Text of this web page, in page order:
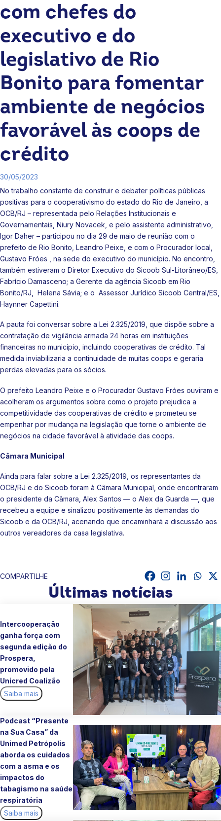
com chefes do
executivo e do
legislativo de Rio
Bonito para fomentar
ambiente de negócios
favorável às coops de
crédito
30/05/2023
No trabalho constante de construir e debater políticas públicas
positivas para o cooperativismo do estado do Rio de Janeiro, a
OCB/RJ – representada pelo Relações Institucionais e
Governamentais, Niury Novacek, e pelo assistente administrativo,
Igor Daher – participou no dia 29 de maio de reunião com o
prefeito de Rio Bonito, Leandro Peixe, e com o Procurador local,
Gustavo Fróes , na sede do executivo do município. No encontro,
também estiveram o Diretor Executivo do Sicoob Sul-Litorâneo/ES,
Fabrício Damasceno; a Gerente da agência Sicoob em Rio
Bonito/RJ, Helena Sávia; e o Assessor Jurídico Sicoob Central/ES,
Haynner Capettini.
A pauta foi conversar sobre a Lei 2.325/2019, que dispõe sobre a
contratação de vigilância armada 24 horas em instituições
financeiras no município, incluindo cooperativas de crédito. Tal
medida inviabilizaria a continuidade de muitas coops e geraria
perdas elevadas para os sócios.
O prefeito Leandro Peixe e o Procurador Gustavo Fróes ouviram e
acolheram os argumentos sobre como o projeto prejudica a
competitividade das cooperativas de crédito e prometeu se
empenhar por mudança na legislação que torne o ambiente de
negócios na cidade favorável à atividade das coops.
Câmara Municipal
Ainda para falar sobre a Lei 2.325/2019, os representantes da
OCB/RJ e do Sicoob foram à Câmara Municipal, onde encontraram
o presidente da Câmara, Alex Santos — o Alex da Guarda —, que
recebeu a equipe e sinalizou positivamente às demandas do
Sicoob e da OCB/RJ, acenando que encaminhará a discussão aos
outros vereadores da casa legislativa.
COMPARTILHE
Últimas notícias
Intercooperação
ganha força com
segunda edição do
Prospera,
promovido pela
Unicred Coalizão
Saiba mais
Podcast “Presente
na Sua Casa” da
Unimed Petrópolis
aborda os cuidados
com a asma e os
impactos do
tabagismo na saúde
respiratória
Saiba mais